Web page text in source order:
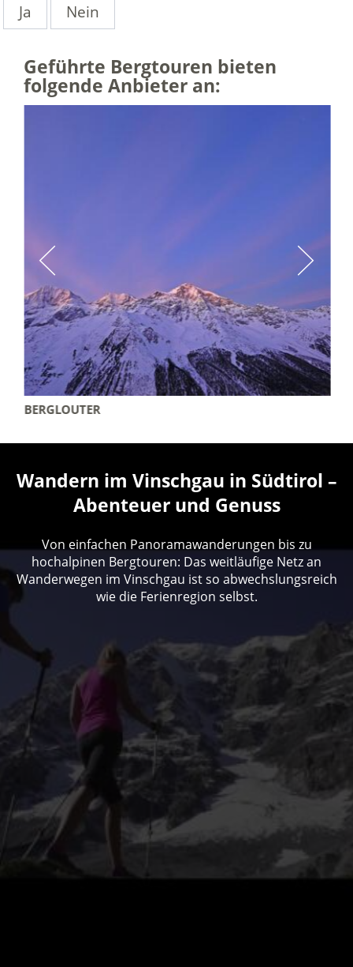
Ja
Nein
Geführte Bergtouren bieten
folgende Anbieter an:
BERGLOUTER
Wandern im Vinschgau in Südtirol –
Abenteuer und Genuss
Von einfachen Panoramawanderungen bis zu
hochalpinen Bergtouren: Das weitläufige Netz an
Wanderwegen im Vinschgau ist so abwechslungsreich
wie die Ferienregion selbst.